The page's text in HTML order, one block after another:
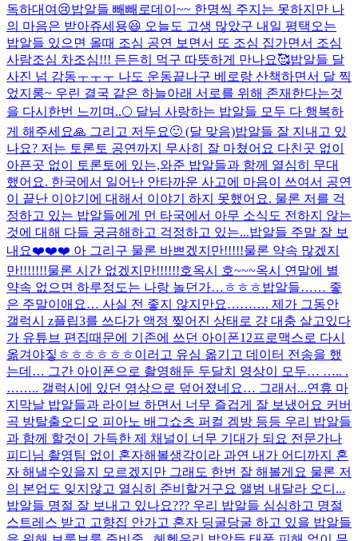
독하대여😢밥알들 빼빼로데이~~ 한명씩 주지는 못하지만 나
의 마음은 받아쥬세용😃 오늘도 고생 많았구 내일 평택오는
밥알들 있으면 올때 조심 공연 보면서 또 조심 집가면서 조심
사람조심 차조심!!! 든든히 먹구 따뜻하게 만나요🥰밥알들 달
사진 넘 감동ㅜㅜㅜ 나도 운동끝나구 베로랑 산책하면서 달 찍
었지롱~ 우린 결국 같은 하늘아래 서로를 위해 존재한다는것
을 다시한번 느끼며..🌕 달님 사랑하는 밥알들 모두 다 행복하
게 해주세요🙏 그리고 저두요🙂 (달 맞음)밥알들 잘 지내고 있
나요? 저는 토론토 공연까지 무사히 잘 마쳤어요 다친곳 없이
아픈곳 없이 토론토에 있는,와준 밥알들과 함께 열심히 무대
했어요. 한국에서 일어난 안타까운 사고에 마음이 쓰여서 공연
이 끝난 이야기에 대해서 이야기 하지 못했어요. 물론 저를 걱
정하고 있는 밥알들에게 먼 타국에서 아무 소식도 전하지 않는
것에 대해 다들 궁금해하고 걱정하고 있는...밥알들 주말 잘 보
내요❤️❤️❤️ 아 그리구 물론 바쁘겠지만!!!!!물론 약속 많겠지
만!!!!!!!물론 시간 없겠지만!!!!!!호옥시 호~~~옥시 연말에 별
약속 없으면 하루정도는 나랑 놀던가…ㅎㅎㅎ밥알들…… 좋
은 주말이애요… 사실 전 좋지 않지만요………. 제가 그동안
갤럭시 z플립3를 쓰다가 액정 찢어진 상태로 걍 대충 살고있다
가 유튜브 편집때문에 기존에 쓰던 아이폰12프로맥스로 다시
옮겨야짛ㅎㅎㅎㅎㅎㅎ이러고 유심 옮기고 데이터 전송을 했
는데… 그간 아이폰으로 촬영해둔 두달치 영상이 모두… ….. .
…….. 갤럭시에 있던 영상으로 덮어졌네요… 그래서...연휴 마
지막날 밥알들과 라이브 하면서 너무 즐겁게 잘 보냈어요 커버
곡 방탈출오디오 피아노 배그쇼츠 퍼컬 겜방 등등 우리 밥알들
과 함께 할것이 가득한 제 채널이 너무 기대가 되요 전문가나
피디님 촬영팀 없이 혼자해볼생각이라 과연 내가 어디까지 혼
자 해낼수있을지 모르겠지만 그래도 한번 잘 해볼게요 물론 저
의 본업도 잊지않고 열심히 준비할거구요 앨범 내달라 오디...
밥알들 명절 잘 보내고 있나요??? 우리 밥알들 심심하고 명절
스트레스 받고 고향집 안가고 혼자 딩굴당굴 하고 있을 밥알들